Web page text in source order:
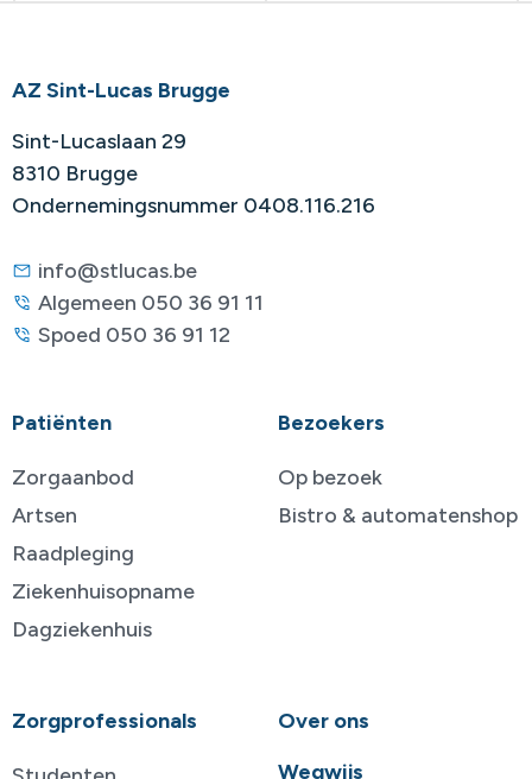
AZ Sint-Lucas Brugge
Sint-Lucaslaan 29
8310 Brugge
Ondernemingsnummer 0408.116.216
info@stlucas.be
Algemeen 050 36 91 11
Spoed 050 36 91 12
Patiënten
Zorgaanbod
Artsen
Raadpleging
Ziekenhuisopname
Dagziekenhuis
Bezoekers
Op bezoek
Bistro & automatenshop
Zorgprofessionals
Over ons
Wegwijs